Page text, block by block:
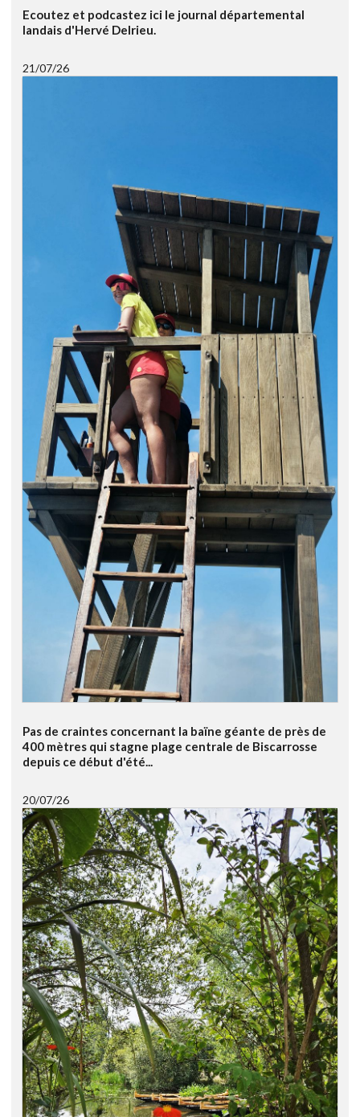
Ecoutez et podcastez ici le journal départemental
landais d'Hervé Delrieu.
21/07/26
Pas de craintes concernant la baïne géante de près de
400 mètres qui stagne plage centrale de Biscarrosse
depuis ce début d'été...
20/07/26